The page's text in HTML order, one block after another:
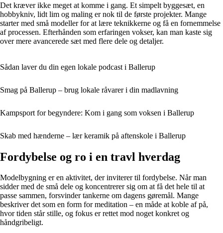
Det kræver ikke meget at komme i gang. Et simpelt byggesæt, en
hobbykniv, lidt lim og maling er nok til de første projekter. Mange
starter med små modeller for at lære teknikkerne og få en fornemmelse
af processen. Efterhånden som erfaringen vokser, kan man kaste sig
over mere avancerede sæt med flere dele og detaljer.
Sådan laver du din egen lokale podcast i Ballerup
Smag på Ballerup – brug lokale råvarer i din madlavning
Kampsport for begyndere: Kom i gang som voksen i Ballerup
Skab med hænderne – lær keramik på aftenskole i Ballerup
Fordybelse og ro i en travl hverdag
Modelbygning er en aktivitet, der inviterer til fordybelse. Når man
sidder med de små dele og koncentrerer sig om at få det hele til at
passe sammen, forsvinder tankerne om dagens gøremål. Mange
beskriver det som en form for meditation – en måde at koble af på,
hvor tiden står stille, og fokus er rettet mod noget konkret og
håndgribeligt.